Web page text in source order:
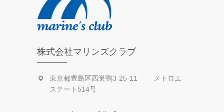
株式会社マリンズクラブ
東京都豊島区西巣鴨3-25-11 メトロエ
ステート514号